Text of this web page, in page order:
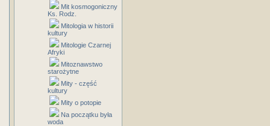
Mit kosmogoniczny
Ks. Rodz.
Mitologia w historii
kultury
Mitologie Czarnej
Afryki
Mitoznawstwo
starożytne
Mity - część
kultury
Mity o potopie
Na początku była
woda